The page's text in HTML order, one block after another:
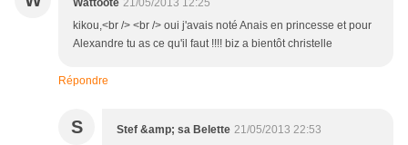
Wattoote 21/05/2013 12:25
kikou,<br /> <br /> oui j'avais noté Anais en princesse et pour
Alexandre tu as ce qu'il faut !!!! biz a bientôt christelle
Répondre
S Stef &amp; sa Belette 21/05/2013 22:53